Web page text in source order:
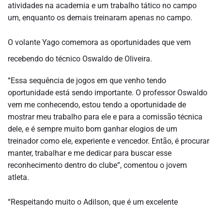
atividades na academia e um trabalho tático no campo
um, enquanto os demais treinaram apenas no campo.
O volante Yago comemora as oportunidades que vem
recebendo do técnico Oswaldo de Oliveira.
“Essa sequência de jogos em que venho tendo
oportunidade está sendo importante. O professor Oswaldo
vem me conhecendo, estou tendo a oportunidade de
mostrar meu trabalho para ele e para a comissão técnica
dele, e é sempre muito bom ganhar elogios de um
treinador como ele, experiente e vencedor. Então, é procurar
manter, trabalhar e me dedicar para buscar esse
reconhecimento dentro do clube”, comentou o jovem
atleta.
“Respeitando muito o Adilson, que é um excelente